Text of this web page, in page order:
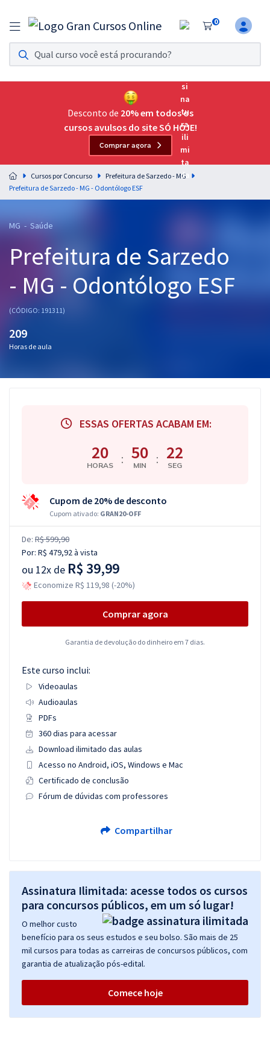
0
Assinatura Ilimitada 11
Acesso a todos os cursos. Teste grátis por 7 dias!
Assinatura OAB Até Passar
Acesso ilimitado a toda preparação para o Exame da
Residências Multiprofissionais
Preparação completa e intensiva para as principais
residências em saúde do Brasil
Cursos 20% OFF
Graduação
OAB
Conteúdo gratuito
Atendimento
Desconto de 20% em todos os
cursos avulsos do site SÓ HOJE!
Comprar agora
Cursos por Concurso
Prefeitura de Sarzedo - MG
Prefeitura de Sarzedo - MG - Odontólogo ESF
MG - Saúde
Prefeitura de Sarzedo
- MG - Odontólogo ESF
(CÓDIGO: 191311)
209
Horas de aula
ESSAS OFERTAS ACABAM EM:
20
HORAS : 50
MIN : 21
SEG
Cupom de 20% de desconto
Cupom ativado: GRAN20-OFF
De: R$ 599,90
Por: R$ 479,92à vista
ou 12x de R$ 39,99
Economize R$ 119,98 (-20%)
Comprar agora
Garantia de devolução do dinheiro em 7 dias.
Este curso inclui:
Videoaulas
Audioaulas
PDFs
360 dias para acessar
Download ilimitado das aulas
Acesso no Android, iOS, Windows e Mac
Certificado de conclusão
Fórum de dúvidas com professores
Compartilhar
Assinatura Ilimitada: acesse todos os cursos
para concursos públicos, em um só lugar!
O melhor custo
benefício para os seus estudos e seu bolso. São mais de 25
mil cursos para todas as carreiras de concursos públicos, com
garantia de atualização pós-edital.
Comece hoje